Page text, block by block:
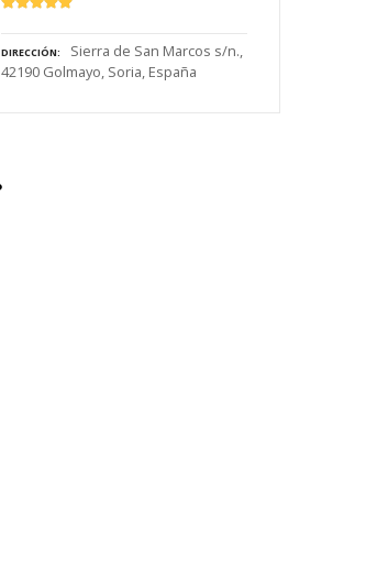
DIRECCIÓN
Sierra de San Marcos s/n.,
42190 Golmayo, Soria, España